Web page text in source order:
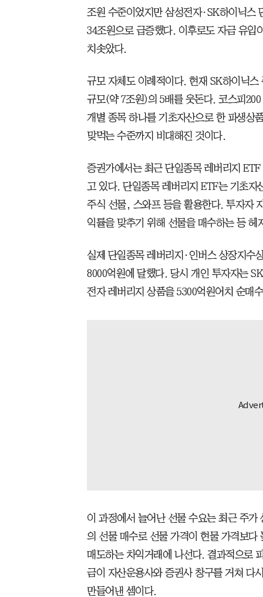
조원 수준이었지만 삼성전자·SK하이닉스
34조원으로 급증했다. 이후로도 자금 유입
치솟았다.
규모 자체도 이례적이다. 현재 SK하이닉
규모(약 7조원)의 5배를 웃돈다. 코스피
개별 종목 하나를 기초자산으로 한 파생상
맞먹는 수준까지 비대해진 것이다.
증권가에서는 최근 단일종목 레버리지
고 있다. 단일종목 레버리지 ETF는 기초자
주식 선물, 스와프 등을 활용한다. 투자자
익률을 맞추기 위해 선물을 매수하는 등 헤
실제 단일종목 레버리지·인버스 상장지수
8000억원에 달했다. 당시 개인 투자자는
전자 레버리지 상품을 5300억원어치 순매
이 과정에서 늘어난 선물 수요는 최근 주
의 선물 매수로 선물 가격이 현물 가격보
매도하는 차익거래에 나선다. 결과적으로
금이 자산운용사와 증권사 창구를 거쳐 다
만들어낸 셈이다.